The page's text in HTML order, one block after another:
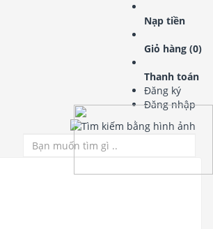
Nạp tiền
Giỏ hàng (0)
Thanh toán
Đăng ký
Đăng nhập